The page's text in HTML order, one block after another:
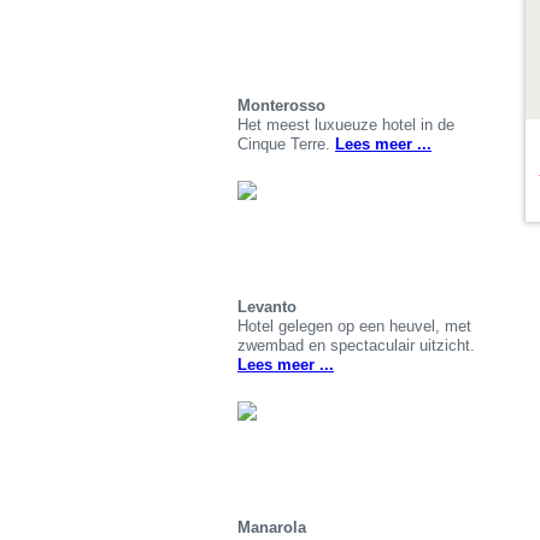
Monterosso
Het meest luxueuze hotel in de
Cinque Terre. Lees meer ...
Levanto
Hotel gelegen op een heuvel, met
zwembad en spectaculair uitzicht.
Lees meer ...
Manarola